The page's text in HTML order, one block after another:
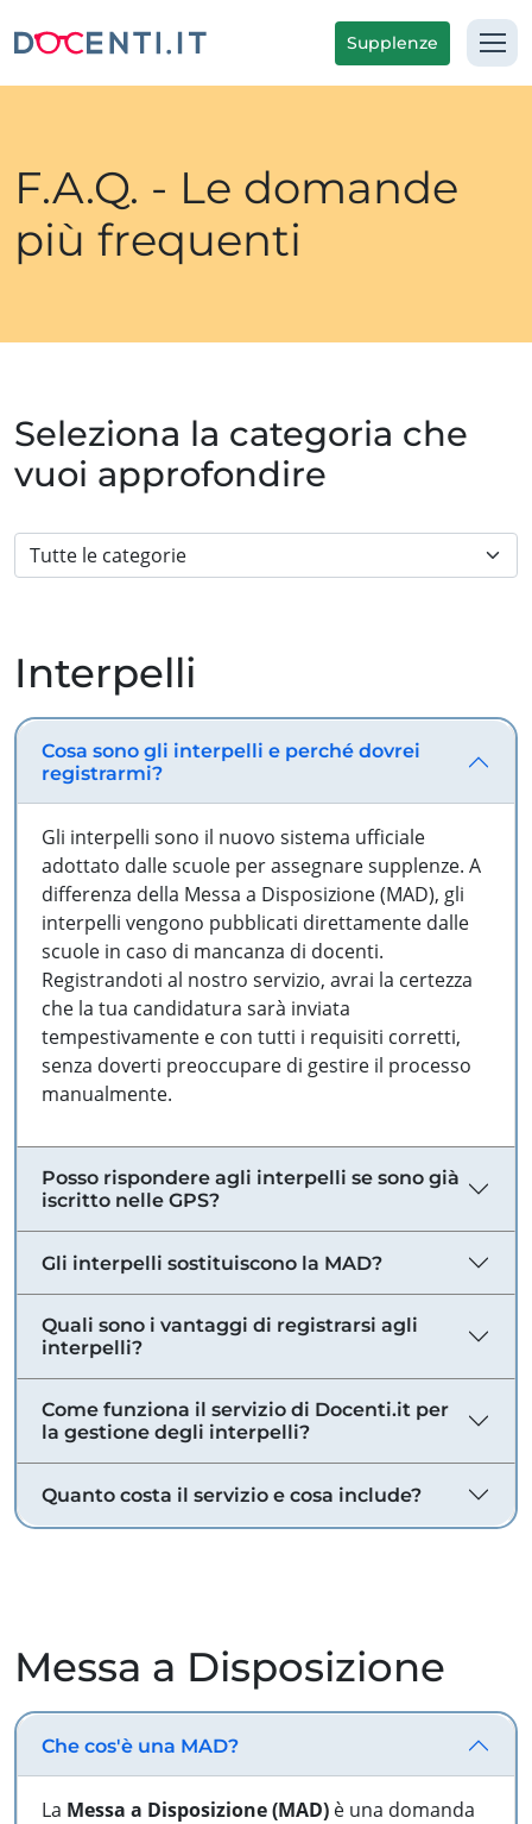
Supplenze
F.A.Q. - Le domande
più frequenti
Seleziona la categoria che
vuoi approfondire
Interpelli
Cosa sono gli interpelli e perché dovrei
registrarmi?
Gli interpelli sono il nuovo sistema ufficiale
adottato dalle scuole per assegnare supplenze. A
differenza della Messa a Disposizione (MAD), gli
interpelli vengono pubblicati direttamente dalle
scuole in caso di mancanza di docenti.
Registrandoti al nostro servizio, avrai la certezza
che la tua candidatura sarà inviata
tempestivamente e con tutti i requisiti corretti,
senza doverti preoccupare di gestire il processo
manualmente.
Posso rispondere agli interpelli se sono già
iscritto nelle GPS?
Gli interpelli sostituiscono la MAD?
Quali sono i vantaggi di registrarsi agli
interpelli?
Come funziona il servizio di Docenti.it per
la gestione degli interpelli?
Quanto costa il servizio e cosa include?
Messa a Disposizione
Che cos'è una MAD?
La Messa a Disposizione (MAD) è una domanda